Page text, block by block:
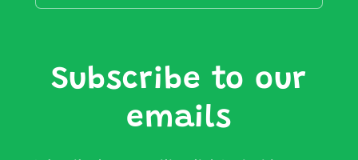
Subscribe to our
emails